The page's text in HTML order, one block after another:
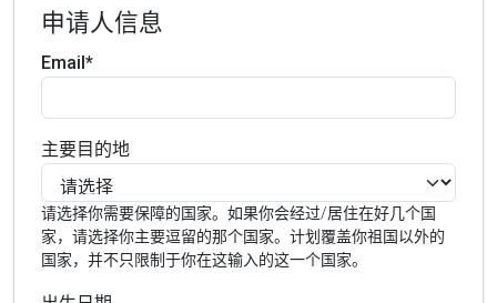
申请人信息
Email*
主要目的地
请选择你需要保障的国家。如果你会经过/居住在好几个国
家，请选择你主要逗留的那个国家。计划覆盖你祖国以外的
国家，并不只限制于你在这输入的这一个国家。